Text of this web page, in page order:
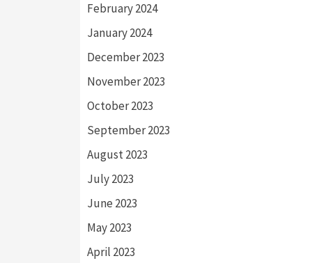
February 2024
January 2024
December 2023
November 2023
October 2023
September 2023
August 2023
July 2023
June 2023
May 2023
April 2023